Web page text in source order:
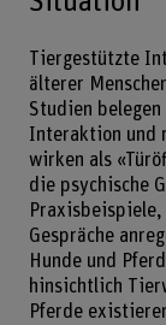
Tiergestützte
älterer
Studien
Interaktion und
wirken als
die psychische
Praxisbeispiele,
Gespräche
Hunde und
hinsichtlich
Pferde